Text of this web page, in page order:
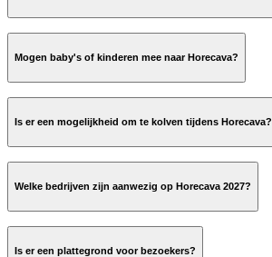
Mogen baby's of kinderen mee naar Horecava?
NIET
Is er een mogelijkheid om te kolven tijdens Horecava?
Welke bedrijven zijn aanwezig op Horecava 2027?
Is er een plattegrond voor bezoekers?